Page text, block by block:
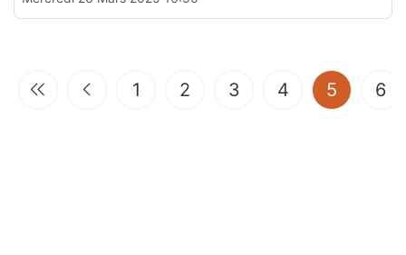
1 2 3 4 5 6